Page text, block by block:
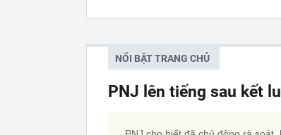
NỔI BẬT TRANG CHỦ
PNJ lên tiếng sau kết